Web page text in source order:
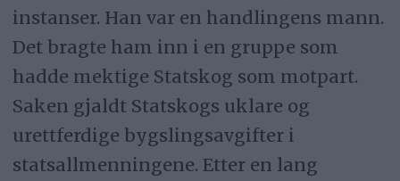
instanser. Han var en handlingens mann.
Det bragte ham inn i en gruppe som
hadde mektige Statskog som motpart.
Saken gjaldt Statskogs uklare og
urettferdige bygslingsavgifter i
statsallmenningene. Etter en lang